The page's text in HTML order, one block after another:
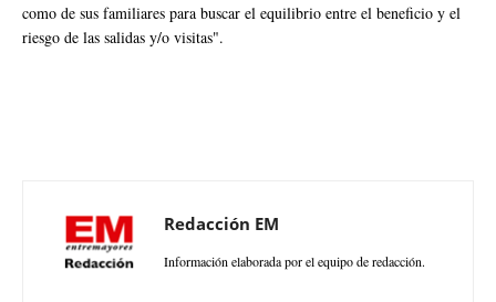
como de sus familiares para buscar el equilibrio entre el beneficio y el
riesgo de las salidas y/o visitas".
Redacción EM
Información elaborada por el equipo de redacción.